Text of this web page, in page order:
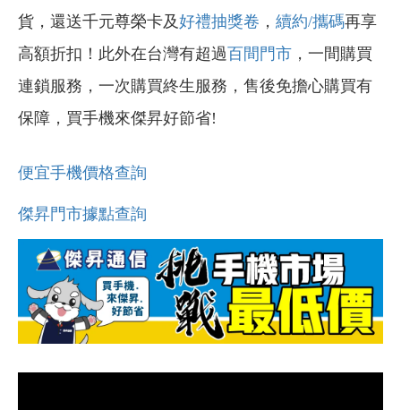
貨，還送千元尊榮卡及好禮抽獎卷 ， 續約/攜碼再享
高額折扣！此外在台灣有超過百間門市 ，一間購買
連鎖服務，一次購買終生服務，售後免擔心購買有
保障，買手機來傑昇好節省!
便宜手機價格查詢
傑昇門市據點查詢